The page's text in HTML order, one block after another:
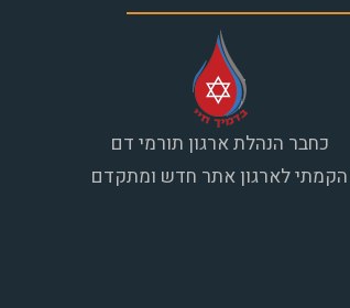
כחבר הנהלת ארגון תורמי דם
הקמתי לארגון אתר חדש ומתקדם